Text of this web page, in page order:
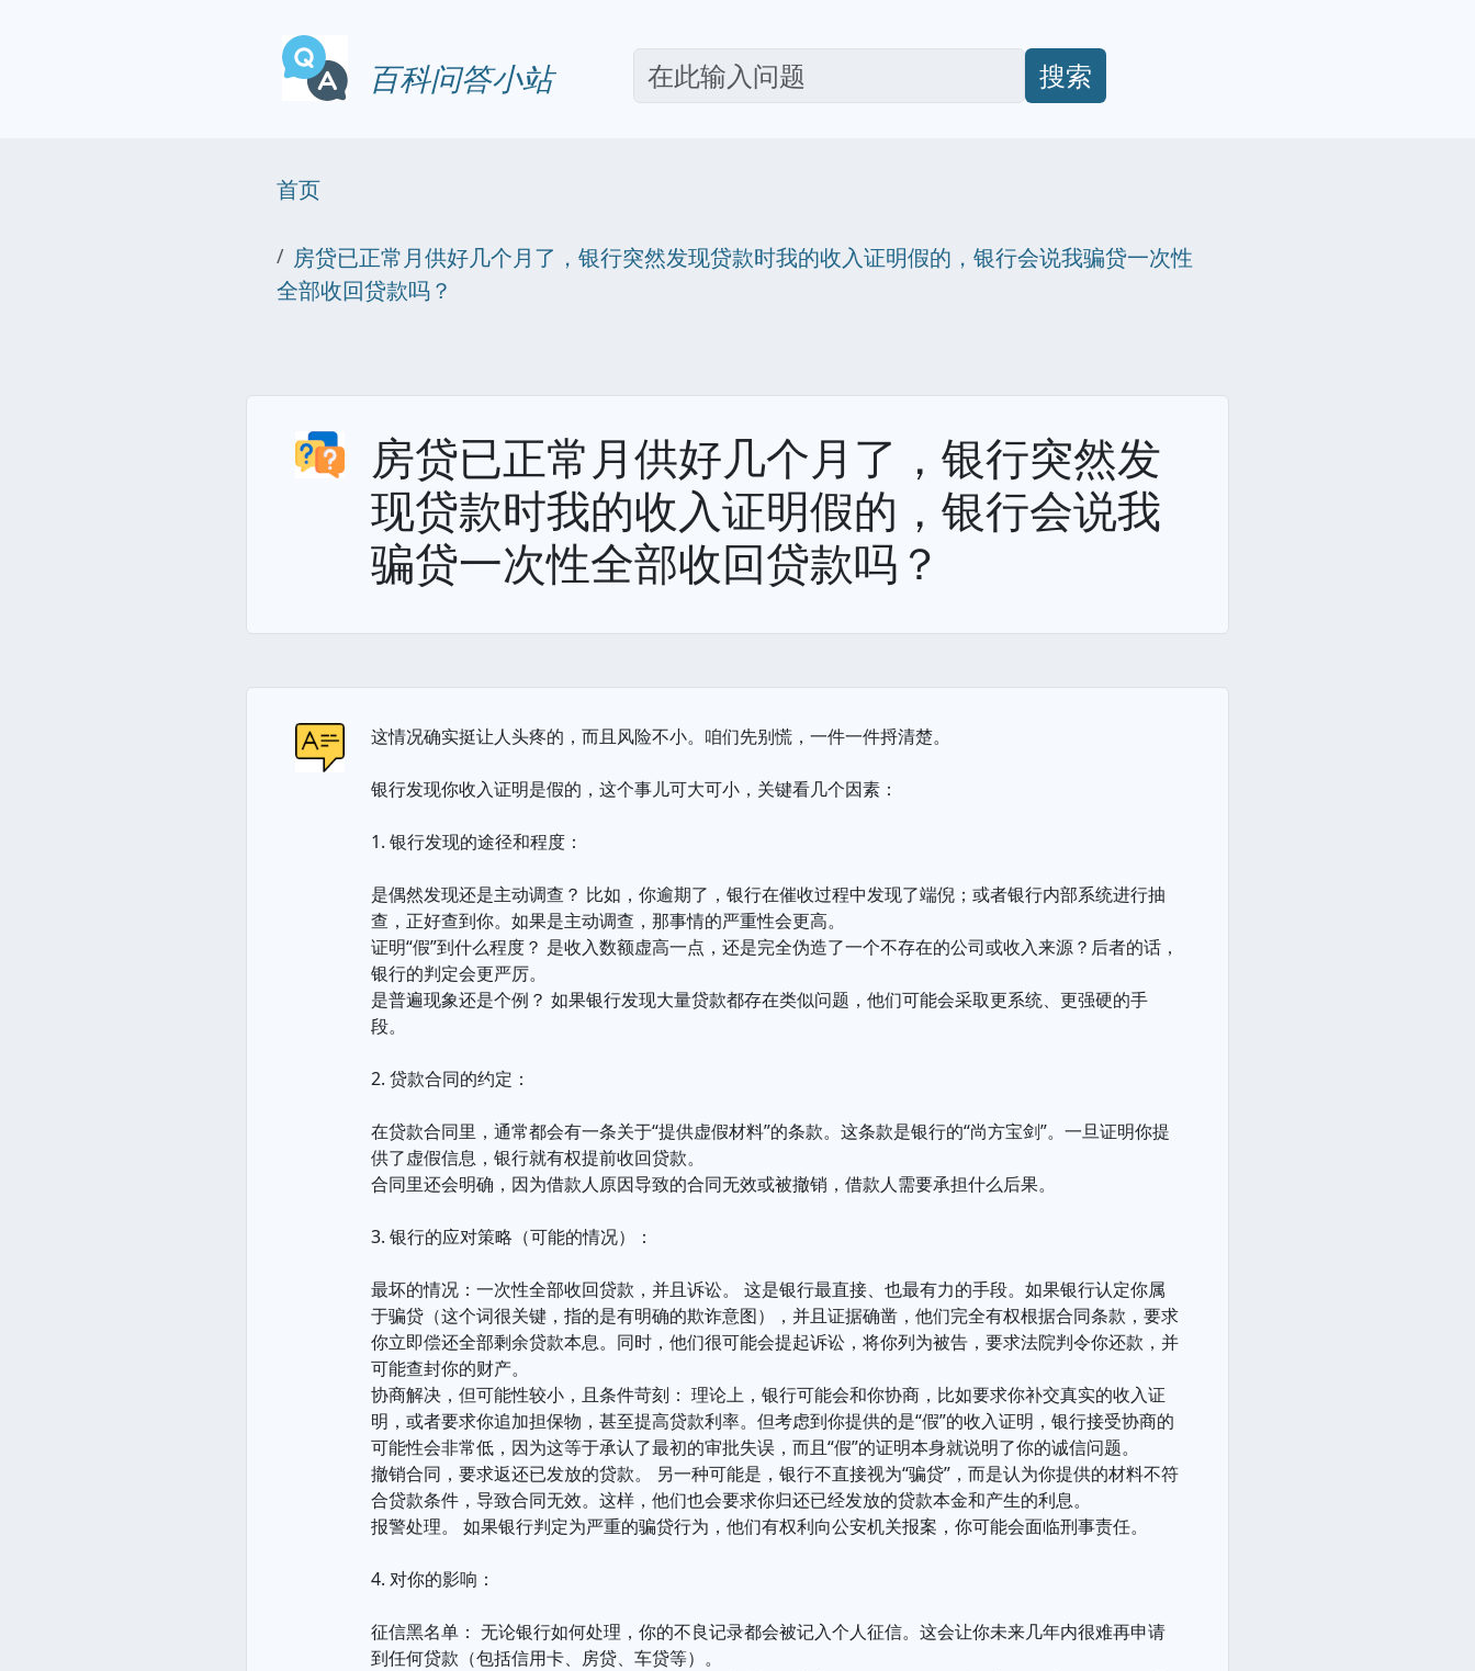
百科问答小站 搜索
首页
房贷已正常月供好几个月了，银行突然发现贷款时我的收入证明假的，银行会说我骗贷一次性
全部收回贷款吗？
房贷已正常月供好几个月了，银行突然发
现贷款时我的收入证明假的，银行会说我
骗贷一次性全部收回贷款吗？
这情况确实挺让人头疼的，而且风险不小。咱们先别慌，一件一件捋清楚。
银行发现你收入证明是假的，这个事儿可大可小，关键看几个因素：
1. 银行发现的途径和程度：
是偶然发现还是主动调查？ 比如，你逾期了，银行在催收过程中发现了端倪；或者银行内部系统进行抽
查，正好查到你。如果是主动调查，那事情的严重性会更高。
证明“假”到什么程度？ 是收入数额虚高一点，还是完全伪造了一个不存在的公司或收入来源？后者的话，
银行的判定会更严厉。
是普遍现象还是个例？ 如果银行发现大量贷款都存在类似问题，他们可能会采取更系统、更强硬的手
段。
2. 贷款合同的约定：
在贷款合同里，通常都会有一条关于“提供虚假材料”的条款。这条款是银行的“尚方宝剑”。一旦证明你提
供了虚假信息，银行就有权提前收回贷款。
合同里还会明确，因为借款人原因导致的合同无效或被撤销，借款人需要承担什么后果。
3. 银行的应对策略（可能的情况）：
最坏的情况：一次性全部收回贷款，并且诉讼。 这是银行最直接、也最有力的手段。如果银行认定你属
于骗贷（这个词很关键，指的是有明确的欺诈意图），并且证据确凿，他们完全有权根据合同条款，要求
你立即偿还全部剩余贷款本息。同时，他们很可能会提起诉讼，将你列为被告，要求法院判令你还款，并
可能查封你的财产。
协商解决，但可能性较小，且条件苛刻： 理论上，银行可能会和你协商，比如要求你补交真实的收入证
明，或者要求你追加担保物，甚至提高贷款利率。但考虑到你提供的是“假”的收入证明，银行接受协商的
可能性会非常低，因为这等于承认了最初的审批失误，而且“假”的证明本身就说明了你的诚信问题。
撤销合同，要求返还已发放的贷款。 另一种可能是，银行不直接视为“骗贷”，而是认为你提供的材料不符
合贷款条件，导致合同无效。这样，他们也会要求你归还已经发放的贷款本金和产生的利息。
报警处理。 如果银行判定为严重的骗贷行为，他们有权利向公安机关报案，你可能会面临刑事责任。
4. 对你的影响：
征信黑名单： 无论银行如何处理，你的不良记录都会被记入个人征信。这会让你未来几年内很难再申请
到任何贷款（包括信用卡、房贷、车贷等）。